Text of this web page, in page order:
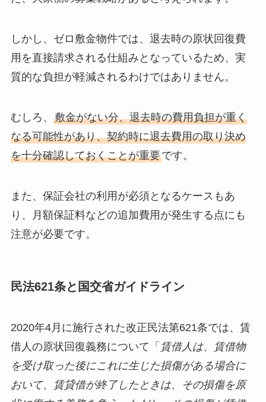
しかし、ゼロ敷金物件では、退去時の原状回復費
用を直接請求される仕組みとなっているため、実
質的な負担が軽減されるわけではありません。
むしろ、 敷金がない分、退去時の費用負担が重く
なる可能性があり、契約時に退去費用の取り決め
を十分確認しておくことが重要です。
また、保証会社の利用が必須となるケースもあ
り、月額保証料などの追加費用が発生する点にも
注意が必要です。
民法621条と国交省ガイドライン
2020年4月に施行された改正民法第621条では、賃
借人の原状回復義務について「 賃借人は、賃借物
を受け取った後にこれに生じた損傷がある場合に
おいて、賃貸借が終了したときは、その損傷を原